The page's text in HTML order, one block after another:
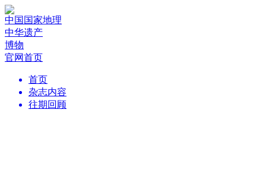
中国国家地理
中华遗产
博物
官网首页
首页
杂志内容
往期回顾